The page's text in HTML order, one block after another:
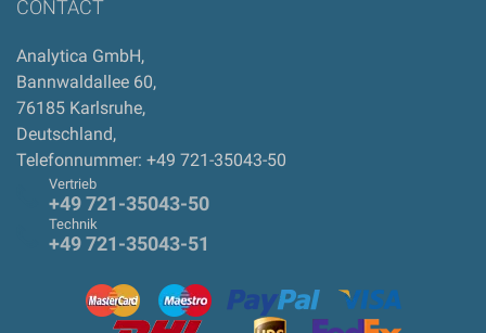
CONTACT
Analytica GmbH,
Bannwaldallee 60,
76185 Karlsruhe,
Deutschland,
Telefonnummer: +49 721-35043-50
Vertrieb
+49 721-35043-50
Technik
+49 721-35043-51